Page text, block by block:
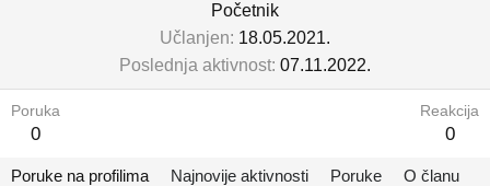
Početnik
Učlanjen 18.05.2021.
Poslednja aktivnost 07.11.2022.
Poruka
0
Reakcija
0
Poruke na profilima Najnovije aktivnosti Poruke O članu